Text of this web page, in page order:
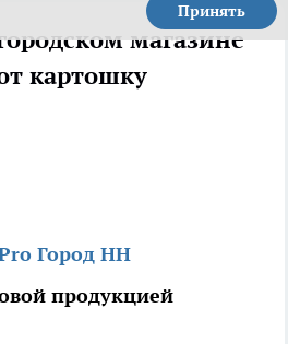
Принять
магазине
картошку
Город НН
продукцией